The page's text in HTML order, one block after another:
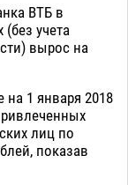
ВТБ в
учета
вырос на
1 января 2018
лиц по
показав